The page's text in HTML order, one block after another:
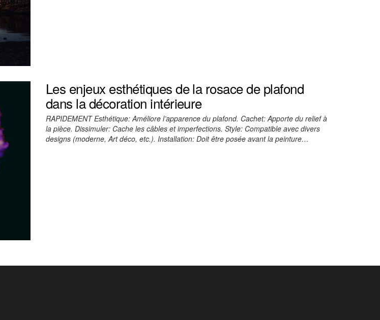
Les enjeux esthétiques de la rosace de plafond
dans la décoration intérieure
RAPIDEMENT Esthétique: Améliore l’apparence du plafond. Cachet: Apporte du relief à
la pièce. Dissimuler: Cache les câbles et imperfections. Style: Compatible avec divers
designs (moderne, Art déco, etc.). Installation: Doit être posée avant la peinture…